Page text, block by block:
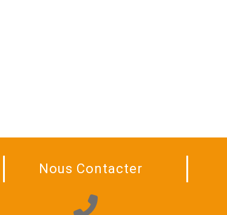
Nous Contacter